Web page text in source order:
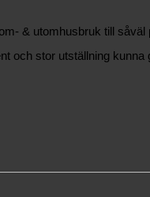
& utomhusbruk till
och stor utställning